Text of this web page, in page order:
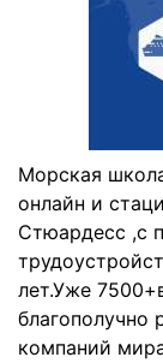
Морская
онлайн и
Стюардесс ,с
лет.Уже
благополучно
компаний